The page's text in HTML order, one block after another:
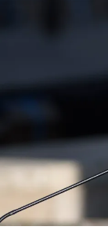
Johnson,
mexicano por
«Envía otro
dónde
añadió que la
desmantelar
responsables
resultados.